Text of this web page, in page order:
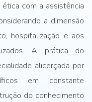
com a assistência
a dimensão
hospitalização e aos
A prática do
alicerçada por
em constante
do conhecimento